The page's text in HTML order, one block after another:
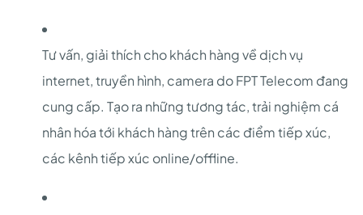
Tư vấn, giải thích cho khách hàng về dịch vụ
internet, truyền hình, camera do FPT Telecom đang
cung cấp. Tạo ra những tương tác, trải nghiệm cá
nhân hóa tới khách hàng trên các điểm tiếp xúc,
các kênh tiếp xúc online/offline.